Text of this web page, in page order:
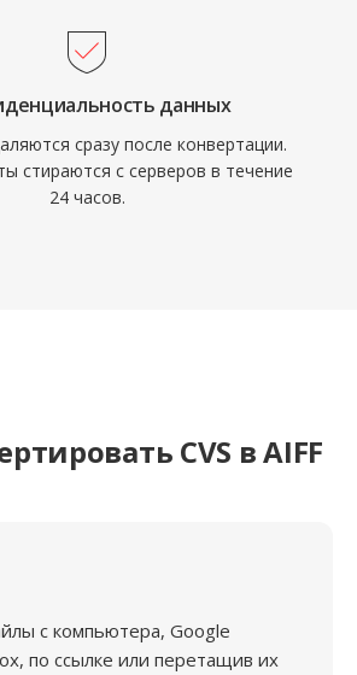
данных
сразу после конвертации.
стираются с серверов в течение
24 часов.
CVS в AIFF
с компьютера, Google
по ссылке или перетащив их